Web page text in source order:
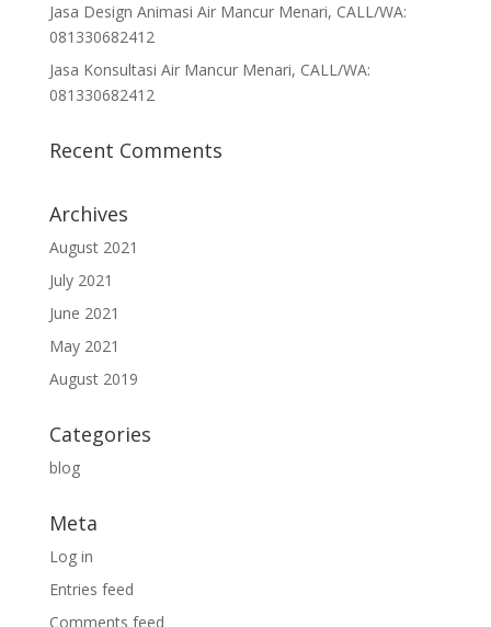
Jasa Design Animasi Air Mancur Menari, CALL/WA:
081330682412
Jasa Konsultasi Air Mancur Menari, CALL/WA:
081330682412
Recent Comments
Archives
August 2021
July 2021
June 2021
May 2021
August 2019
Categories
blog
Meta
Log in
Entries feed
Comments feed